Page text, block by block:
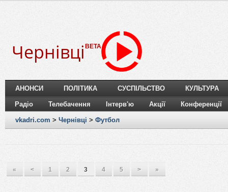
Чернівці BETA
АНОНСИ ПОЛІТИКА СУСПІЛЬСТВО КУЛЬТУРА
Радіо Телебачення Інтерв'ю Акції Конференції
vkadri.com > Чернівці > Футбол
« < 1 2 3 4 5 > »